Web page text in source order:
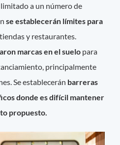
a un número de
se establecerán límites para
y restaurantes.
marcas en el suelo para
principalmente
Se establecerán barreras
donde es difícil mantener
propuesto.